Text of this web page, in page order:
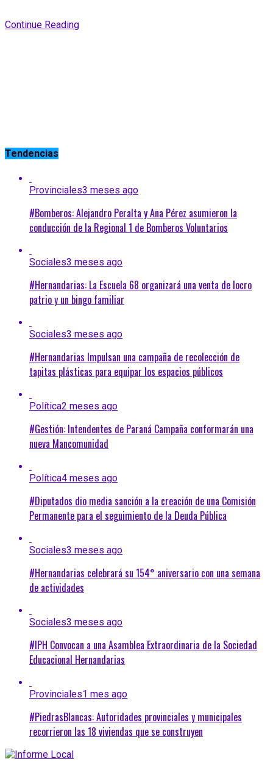
Continue Reading
Tendencias
Provinciales3 meses ago
#Bomberos: Alejandro Peralta y Ana Pérez asumieron la
conducción de la Regional 1 de Bomberos Voluntarios
Sociales3 meses ago
#Hernandarias: La Escuela 68 organizará una venta de locro
patrio y un bingo familiar
Sociales3 meses ago
#Hernandarias Impulsan una campaña de recolección de
tapitas plásticas para equipar los espacios públicos
Política2 meses ago
#Gestión: Intendentes de Paraná Campaña conformarán una
nueva Mancomunidad
Política4 meses ago
#Diputados dio media sanción a la creación de una Comisión
Permanente para el seguimiento de la Deuda Pública
Sociales3 meses ago
#Hernandarias celebrará su 154° aniversario con una semana
de actividades
Sociales3 meses ago
#IPH Convocan a una Asamblea Extraordinaria de la Sociedad
Educacional Hernandarias
Provinciales1 mes ago
#PiedrasBlancas: Autoridades provinciales y municipales
recorrieron las 18 viviendas que se construyen